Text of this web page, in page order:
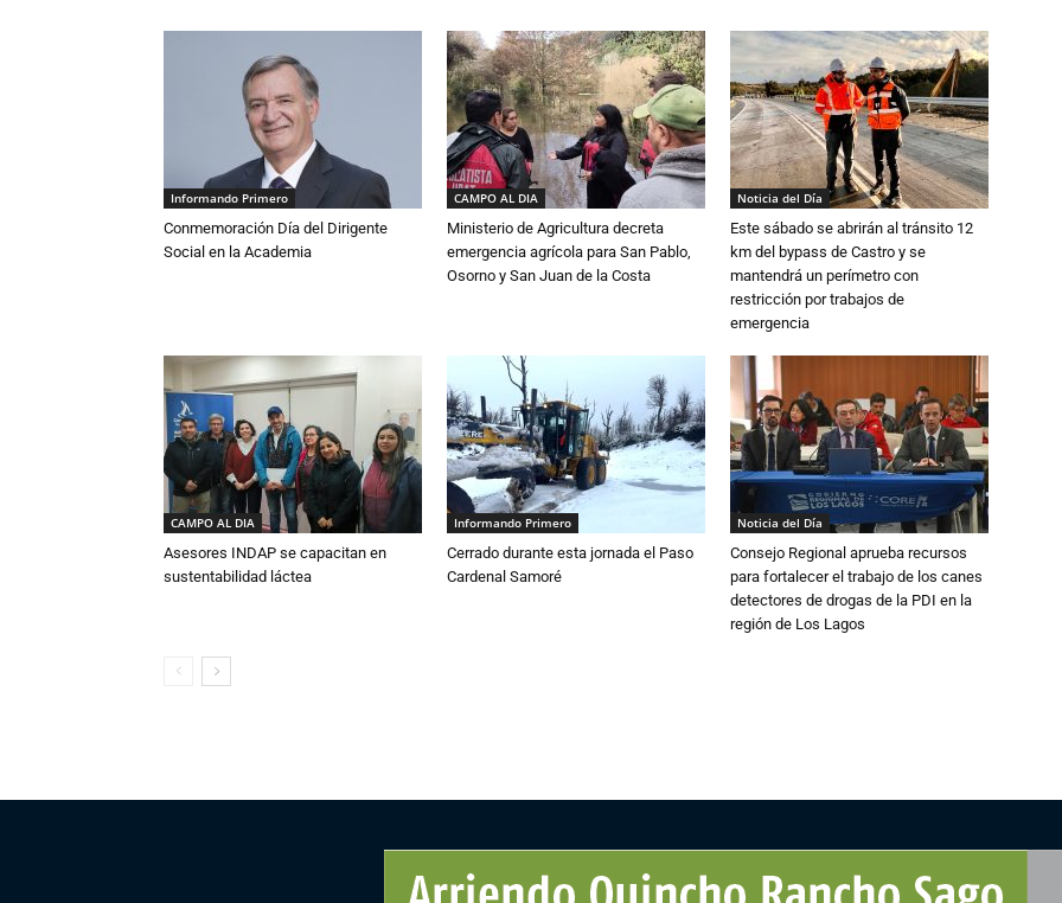
Informando Primero
Conmemoración Día del Dirigente
Social en la Academia
CAMPO AL DIA
Ministerio de Agricultura decreta
emergencia agrícola para San Pablo,
Osorno y San Juan de la Costa
Noticia del Día
Este sábado se abrirán al tránsito 12
km del bypass de Castro y se
mantendrá un perímetro con
restricción por trabajos de
emergencia
CAMPO AL DIA
Asesores INDAP se capacitan en
sustentabilidad láctea
Informando Primero
Cerrado durante esta jornada el Paso
Cardenal Samoré
Noticia del Día
Consejo Regional aprueba recursos
para fortalecer el trabajo de los canes
detectores de drogas de la PDI en la
región de Los Lagos